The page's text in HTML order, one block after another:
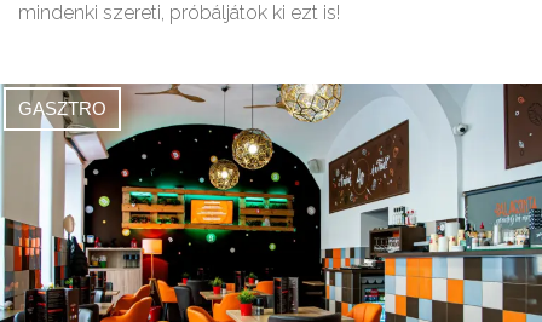
mindenki szereti, próbáljátok ki ezt is!
GASZTRO